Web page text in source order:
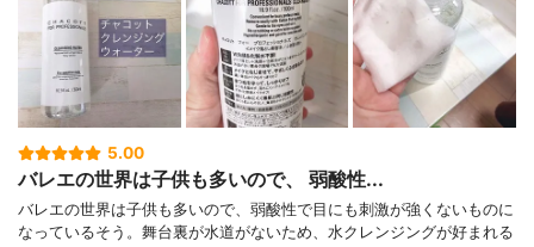
5.00
バレエの世界は子供も多いので、 弱酸性...
バレエの世界は子供も多いので、弱酸性で目にも刺激が強くないものに
なっているそう。舞台裏が水道がないため、水クレンジングが好まれる